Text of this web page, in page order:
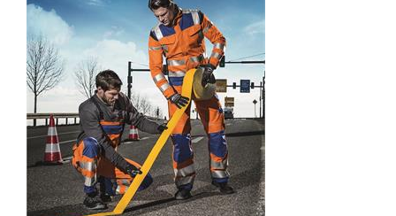
correspondante pour accéder à la page
correspondante. Si vous avez besoin
d'informations supplémentaires, cliquez
sur l'image du produit. Vous serez alors
redirigé vers notre site web. Vous pouvez
également nous envoyer une demande
sans engagement. Vous pouvez
également commander cette information
produit sous forme d'ouvrage imprimé.
Nous vous facturerons toutefois les frais
de production, de manutention et
d'expédition.